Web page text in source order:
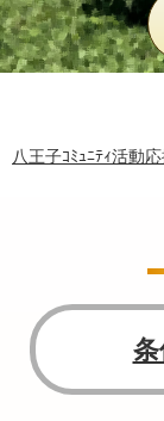
八王子ｺﾐｭﾆﾃｨ活動